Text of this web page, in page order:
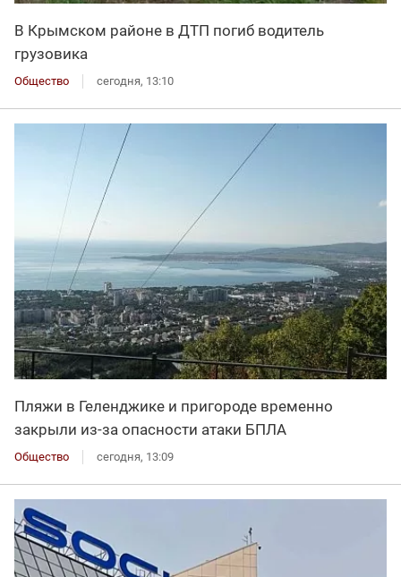
В Крымском районе в ДТП погиб водитель
грузовика
Общество сегодня, 13:10
Пляжи в Геленджике и пригороде временно
закрыли из-за опасности атаки БПЛА
Общество сегодня, 13:09